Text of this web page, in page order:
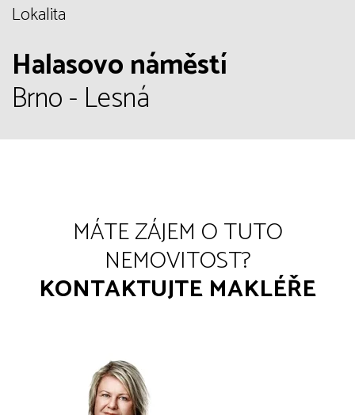
Lokalita
Halasovo náměstí
Brno - Lesná
MÁTE ZÁJEM O TUTO
NEMOVITOST?
KONTAKTUJTE MAKLÉŘE